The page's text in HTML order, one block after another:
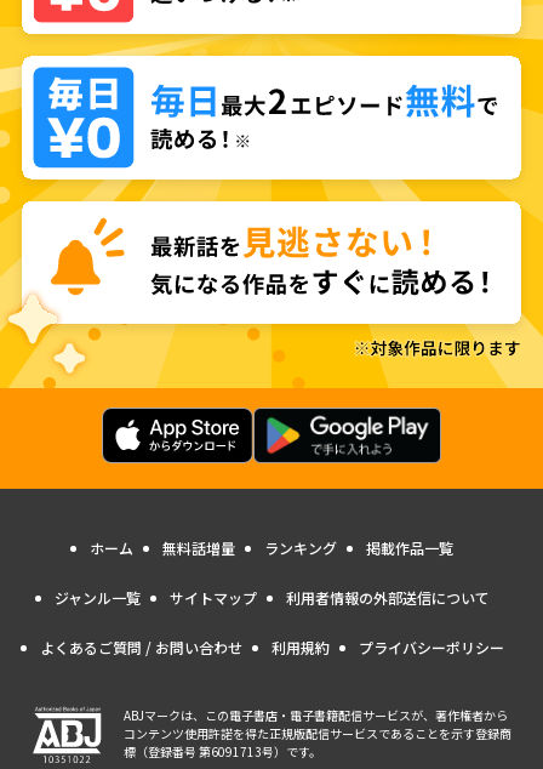
ホーム 無料話増量 ランキング 掲載作品一覧
ジャンル一覧 サイトマップ 利用者情報の外部送信について
よくあるご質問 / お問い合わせ 利用規約 プライバシーポリシー
ABJマークは、この電子書店・電子書籍配信サービスが、著作権者から
コンテンツ使用許諾を得た正規版配信サービスであることを示す登録商
標（登録番号 第6091713号）です。